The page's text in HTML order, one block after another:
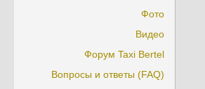
Фото
Видео
Форум Taxi Bertel
Вопросы и ответы (FAQ)